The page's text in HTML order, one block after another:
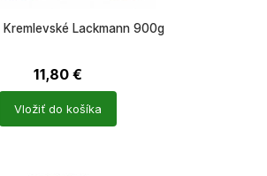
Kremlevské Lackmann 900g
11,80 €
Vložiť do košíka